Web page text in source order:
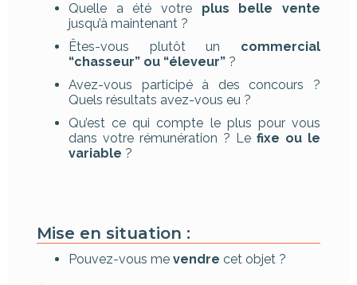
Quelle a été votre plus belle vente
jusqu’à maintenant ?
Êtes-vous plutôt un commercial
“chasseur” ou “éleveur” ?
Avez-vous participé à des concours ?
Quels résultats avez-vous eu ?
Qu’est ce qui compte le plus pour vous
dans votre rémunération ? Le fixe ou le
variable ?
Mise en situation :
Pouvez-vous me vendre cet objet ?